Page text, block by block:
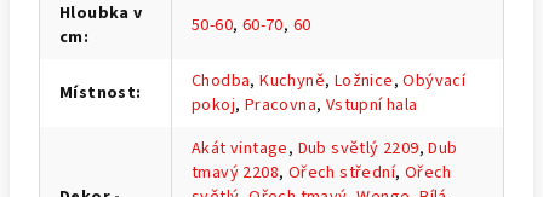
Hloubka v
cm: 50-60, 60-70, 60
Místnost: Chodba,Kuchyně, Ložnice,Obývací
pokoj, Pracovna, Vstupní hala
Akát vintage, Dub světlý 2209,Dub
tmavý 2208, Ořech střední, Ořech